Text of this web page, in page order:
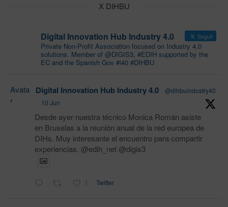
X DIHBU
Digital Innovation Hub Industry 4.0 Seguir
Private Non-Profit Association focused on Industry 4.0
solutions. Member of @DIGIS3, #EDIH supported by the
EC and the Spanish Gov #i40 #DIHBU
Avata
r
Digital Innovation Hub Industry 4.0
@dihbuindustry40
·
10 Jun
Desde ayer nuestra técnico Monica Román asiste
en Bruselas a la reunión anual de la red europea de
DIHs. Muy interesante el encuentro para compartir
experiencias. @edih_net @digis3
1 Twitter